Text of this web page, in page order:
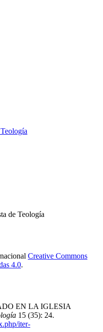
de Teología
Creative Commons
4.0.
EN LA IGLESIA
15 (35): 24.
iter-